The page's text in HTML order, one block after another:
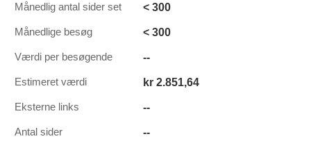
Månedlig antal sider set < 300
Månedlige besøg < 300
Værdi per besøgende --
Estimeret værdi kr 2.851,64
Eksterne links --
Antal sider --